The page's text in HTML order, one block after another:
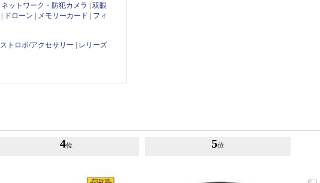
ネットワーク・防犯カメラ |双眼
ドローン メモリーカード
フィ
ストロボ/アクセサリー
レリーズ
4位 5位